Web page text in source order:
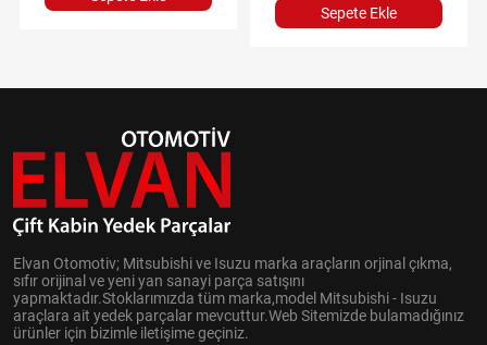
Sepete Ekle
Elvan Otomotiv; Mitsubishi ve Isuzu marka araçların orjinal çıkma,
sıfır orijinal ve yeni yan sanayi parça satışını
yapmaktadır.Stoklarımızda tüm marka,model Mitsubishi - Isuzu
araçlara ait yedek parçalar mevcuttur.Web Sitemizde bulamadığınız
ürünler için bizimle iletişime geçiniz.